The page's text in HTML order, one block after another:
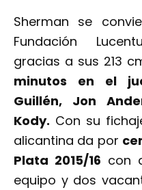
Sherman se
Fundación
gracias a sus 213
minutos en el
Guillén, Jon
Kody. Con su
alicantina da por
Plata 2015/16 con
equipo y dos